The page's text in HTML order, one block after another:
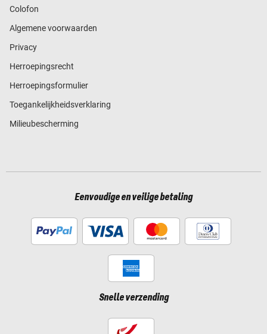
Colofon
Algemene voorwaarden
Privacy
Herroepingsrecht
Herroepingsformulier
Toegankelijkheidsverklaring
Milieubescherming
Eenvoudige en veilige betaling
Snelle verzending